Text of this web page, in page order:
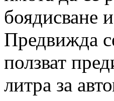
боядисване
Предвижда
ползват
литра за